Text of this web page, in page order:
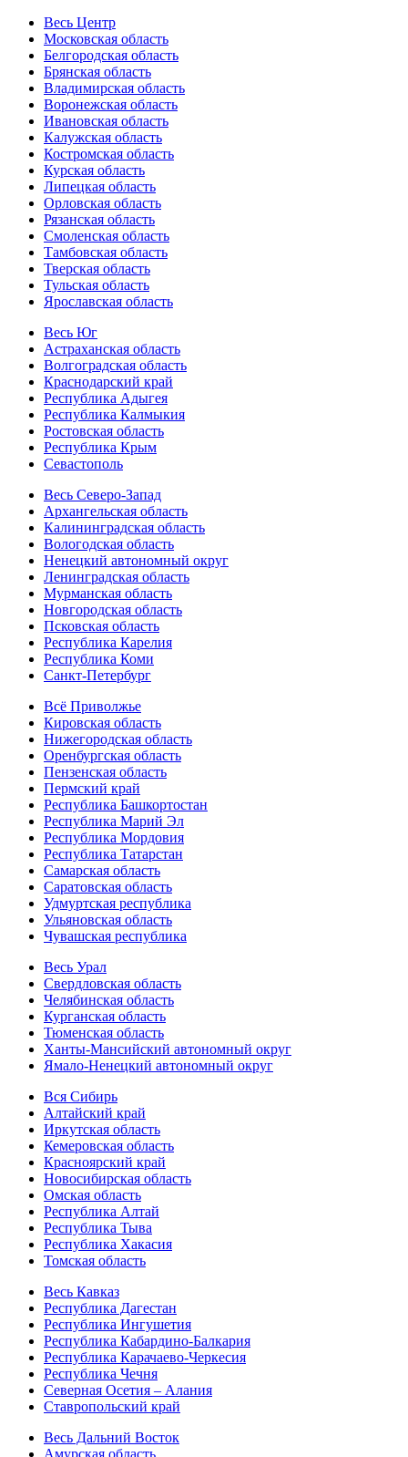
Весь Центр
Московская область
Белгородская область
Брянская область
Владимирская область
Воронежская область
Ивановская область
Калужская область
Костромская область
Курская область
Липецкая область
Орловская область
Рязанская область
Смоленская область
Тамбовская область
Тверская область
Тульская область
Ярославская область
Весь Юг
Астраханская область
Волгоградская область
Краснодарский край
Республика Адыгея
Республика Калмыкия
Ростовская область
Республика Крым
Севастополь
Весь Северо-Запад
Архангельская область
Калининградская область
Вологодская область
Ненецкий автономный округ
Ленинградская область
Мурманская область
Новгородская область
Псковская область
Республика Карелия
Республика Коми
Санкт-Петербург
Всё Приволжье
Кировская область
Нижегородская область
Оренбургская область
Пензенская область
Пермский край
Республика Башкортостан
Республика Марий Эл
Республика Мордовия
Республика Татарстан
Самарская область
Саратовская область
Удмуртская республика
Ульяновская область
Чувашская республика
Весь Урал
Свердловская область
Челябинская область
Курганская область
Тюменская область
Ханты-Мансийский автономный округ
Ямало-Ненецкий автономный округ
Вся Сибирь
Алтайский край
Иркутская область
Кемеровская область
Красноярский край
Новосибирская область
Омская область
Республика Алтай
Республика Тыва
Республика Хакасия
Томская область
Весь Кавказ
Республика Дагестан
Республика Ингушетия
Республика Кабардино-Балкария
Республика Карачаево-Черкесия
Республика Чечня
Северная Осетия – Алания
Ставропольский край
Весь Дальний Восток
Амурская область